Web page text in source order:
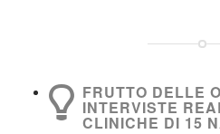
FRUTTO DELLE
INTERVISTE
CLINICHE DI 15